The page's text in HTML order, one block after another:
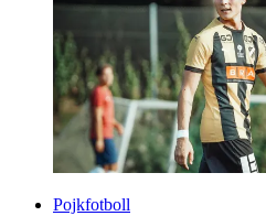
Pojkfotboll